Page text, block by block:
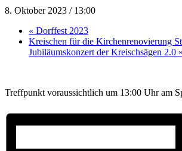
8. Oktober 2023 / 13:00
« Dorffest 2023
Kreischen für die Kirchenrenovierung
Jubiläumskonzert der Kreischsägen 2.0 »
Treffpunkt voraussichtlich um 13:00 Uhr am